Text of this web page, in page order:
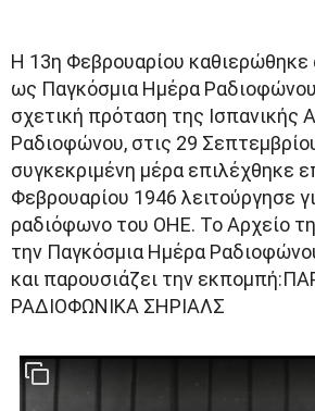
Η 13η Φεβρουαρίου καθιερώθηκε
ως Παγκόσμια Ημέρα
σχετική πρόταση της Ισπανικής
Ραδιοφώνου, στις 29
συγκεκριμένη μέρα επιλέχθηκε
Φεβρουαρίου 1946 λειτούργησε
ραδιόφωνο του ΟΗΕ. Το Αρχείο
την Παγκόσμια Ημέρα
και παρουσιάζει την
ΡΑΔΙΟΦΩΝΙΚΑ ΣΗΡΙΑΛΣ